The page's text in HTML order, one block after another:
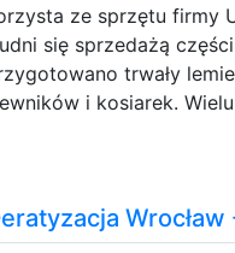
ze sprzętu firmy
się sprzedażą
trwały
i kosiarek.
Wrocław